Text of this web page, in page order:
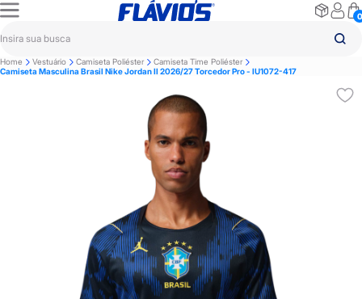
0
Home Vestuário Camiseta Poliéster
Camiseta Time Poliéster
Camiseta Masculina Brasil Nike Jordan II 2026/27 Torcedor Pro - IU1072-417